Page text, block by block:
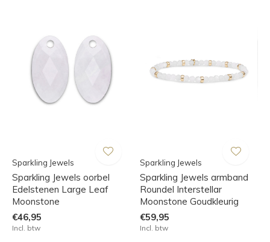
Sparkling Jewels
Sparkling Jewels oorbel
Edelstenen Large Leaf
Moonstone
€46,95
Incl. btw
Sparkling Jewels
Sparkling Jewels armband
Roundel Interstellar
Moonstone Goudkleurig
€59,95
Incl. btw